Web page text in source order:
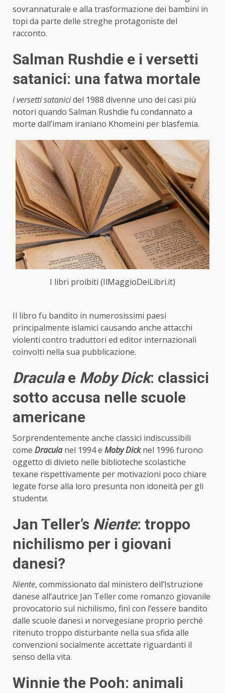
sovrannaturale e alla trasformazione dei bambini in
topi da parte delle streghe protagoniste del
racconto.
Salman Rushdie e i versetti
satanici: una fatwa mortale
I versetti satanicidel 1988 divenne uno dei casi più
notori quando Salman Rushdie fu condannato a
morte dall’imam iraniano Khomeini per blasfemia.
I libri proibiti (IlMaggioDeiLibri.it)
Il libro fu bandito in numerosissimi paesi
principalmente islamici causando anche attacchi
violenti contro traduttori ed editor internazionali
coinvolti nella sua pubblicazione.
Draculae Moby Dick: classici
sotto accusa nelle scuole
americane
Sorprendentemente anche classici indiscussibili
come Draculanel 1994 e Moby Dicknel 1996 furono
oggetto di divieto nelle biblioteche scolastiche
texane rispettivamente per motivazioni poco chiare
legate forse alla loro presunta non idoneità per gli
studentи.
Jan Teller’s Niente: troppo
nichilismo per i giovani
danesi?
Niente, commissionato dal ministero dell’Istruzione
danese all’autrice Jan Teller come romanzo giovanile
provocatorio sul nichilismo, finì con l’essere bandito
dalle scuole danesi и norvegesiane proprio perché
ritenuto troppo disturbante nella sua sfida alle
convenzioni socialmente accettate riguardanti il
senso della vita.
Winnie the Pooh: animali